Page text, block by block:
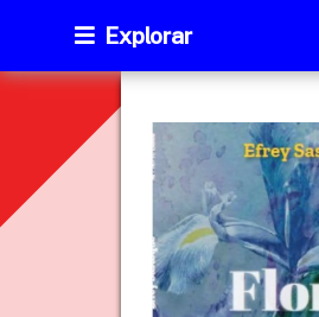
Explorar